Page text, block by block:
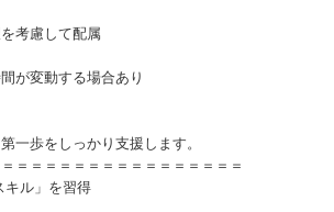
考慮して配属
が変動する場合あり
一歩をしっかり支援します。
＝＝＝＝＝＝＝＝＝＝＝＝＝＝＝＝
ル」を習得